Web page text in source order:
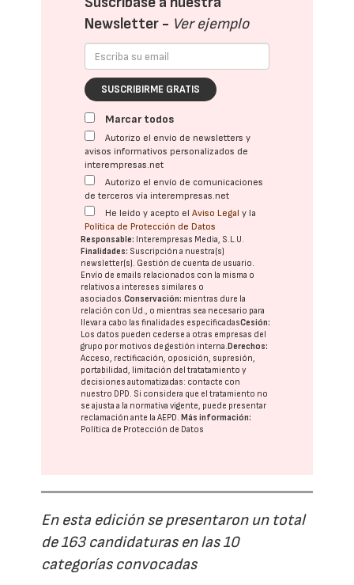
Newsletter - Ver ejemplo
SUSCRIBIRME GRATIS
Marcar todos
Autorizo el envío de newsletters y
avisos informativos personalizados de
interempresas.net
Autorizo el envío de comunicaciones
de terceros vía interempresas.net
He leído y acepto elAviso Legal y la
Política de Protección de Datos
Responsable: Interempresas Media, S.L.U.
Finalidades: Suscripción a nuestra(s)
newsletter(s). Gestión de cuenta de usuario.
Envío de emails relacionados con la misma o
relativos a intereses similares o
asociados.Conservación: mientras dure la
relación con Ud., o mientras sea necesario para
llevar a cabo las finalidades especificadasCesión:
Los datos pueden cederse a otras empresas del
grupo por motivos de gestión interna. Derechos:
Acceso, rectificación, oposición, supresión,
portabilidad, limitación del tratatamiento y
decisiones automatizadas: contacte con
nuestro DPD. Si considera que el tratamiento no
se ajusta a la normativa vigente, puede presentar
reclamación ante laAEPD. Más información:
Política de Protección de Datos
En esta edición se presentaron un total
de 163 candidaturas en las 10
categorías convocadas